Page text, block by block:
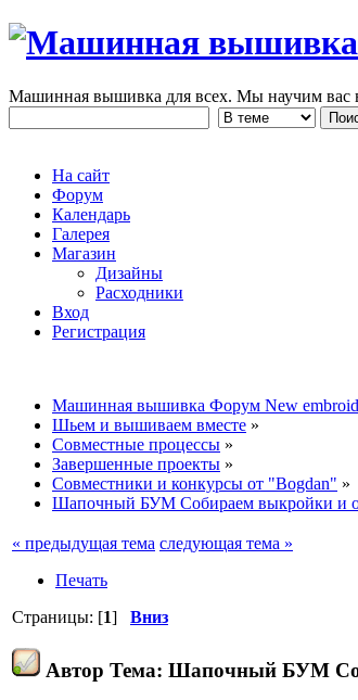
Машинная вышивка для всех. Мы научим вас
На сайт
Форум
Календарь
Галерея
Магазин
Дизайны
Расходники
Вход
Регистрация
Машинная вышивка Форум New
Шьем и вышиваем вместе »
Совместные процессы »
Завершенные проекты »
Совместники и конкурсы от "Bogdan" »
Шапочный БУМ Собираем выкройки и
« предыдущая тема следующая тема »
Печать
Страницы: [1] Вниз
Автор Тема: Шапочный БУМ